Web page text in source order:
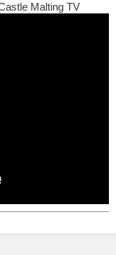
Malting TV